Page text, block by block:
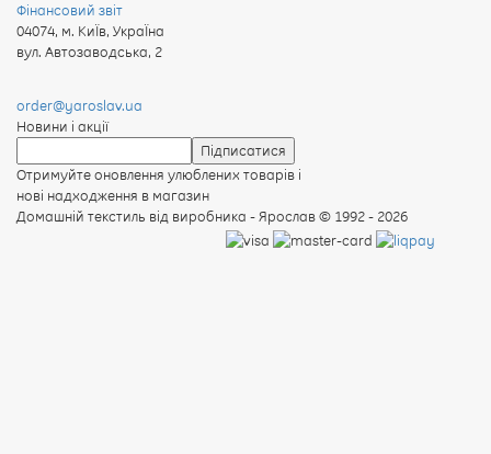
Фінансовий звіт
04074, м. КиЇв, УкраЇна
вул. Автозаводська, 2
order@yaroslav.ua
Новини і акції
Отримуйте оновлення улюблених товарів і
нові надходження в магазин
Домашній текстиль від виробника - Ярослав© 1992 - 2026